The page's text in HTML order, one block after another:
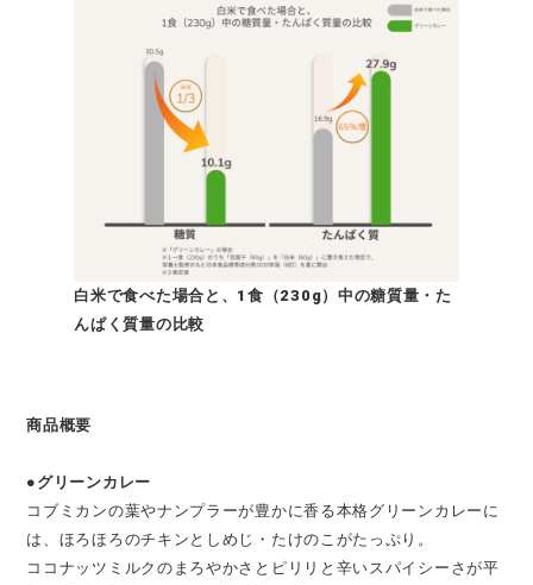
白米で食べた場合と、1食（230g）中の糖質量・た
んぱく質量の比較
商品概要
●グリーンカレー
コブミカンの葉やナンプラーが豊かに香る本格グリーンカレーに
は、ほろほろのチキンとしめじ・たけのこがたっぷり。
ココナッツミルクのまろやかさとピリリと辛いスパイシーさが平